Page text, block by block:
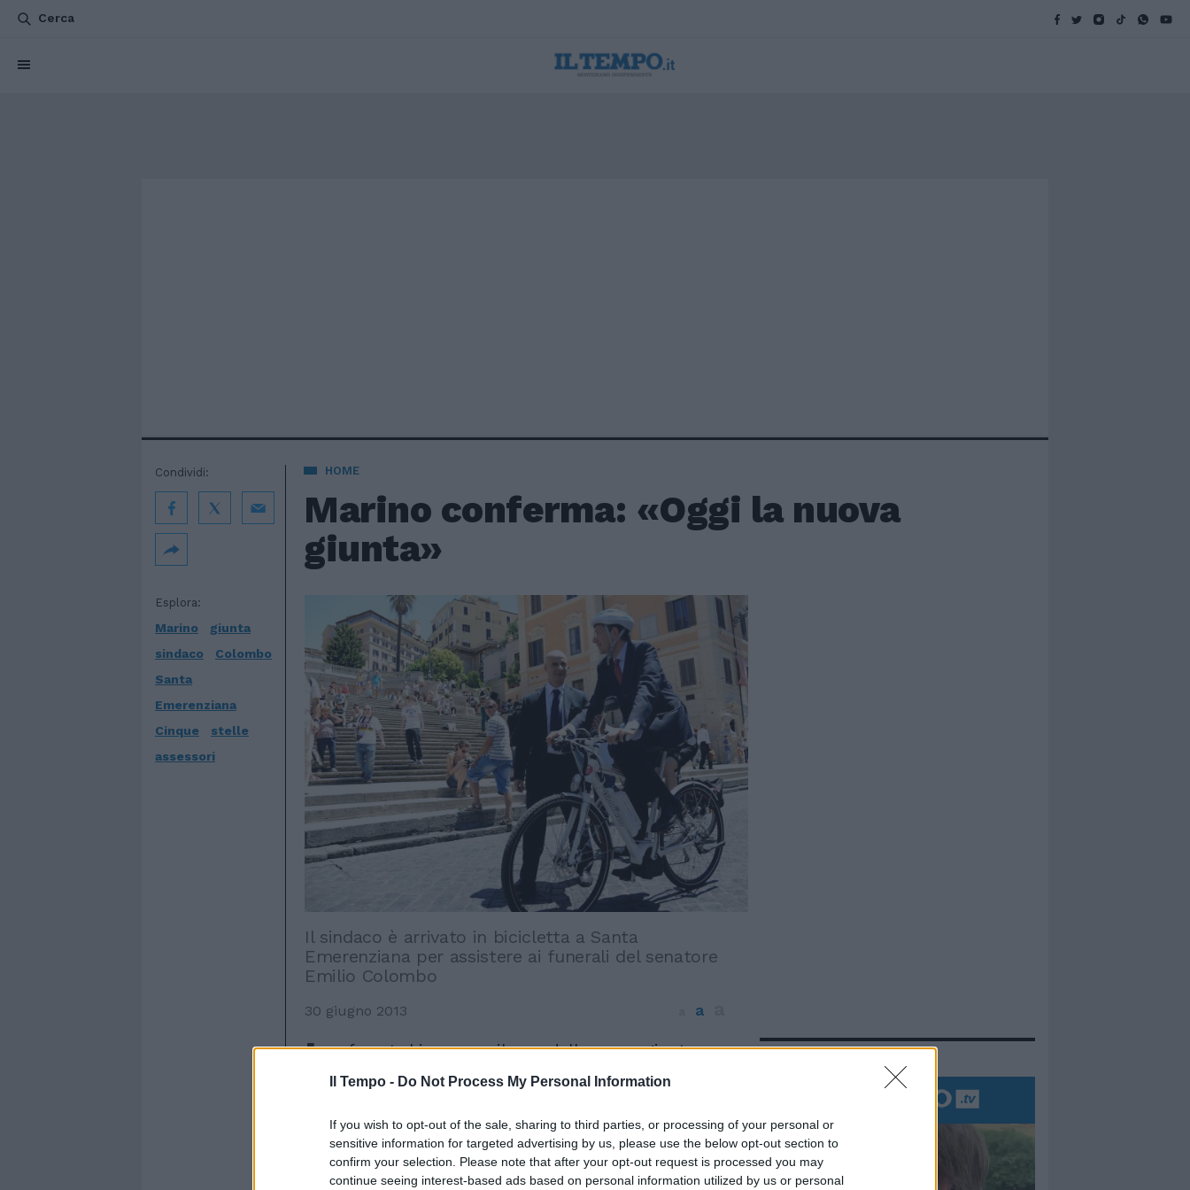
Il Tempo - Do Not Process My Personal Information
If you wish to opt-out of the sale, sharing to third parties, or processing of your personal or
sensitive information for targeted advertising by us, please use the below opt-out section to
confirm your selection. Please note that after your opt-out request is processed you may
continue seeing interest-based ads based on personal information utilized by us or personal
Cerca
HOME
Marino conferma: «Oggi la nuova
giunta»
Esplora:
Marino
giunta
sindaco
Colombo
Santa
Emerenziana
Cinque
stelle
assessori
Condividi:
Il sindaco è arrivato in bicicletta a Santa
Emerenziana per assistere ai funerali del senatore
Emilio Colombo
30 giugno 2013 a
L a fumata bianca per il varo della nuova giunta
comunale di Roma è attesa per oggi pomeriggio.
La conferma è arrivata dallo stesso sindaco Ignazio
che lo aspettavano nei pressi della chiesa di
Sant'Emerenziana, per assistere alle esequie del
senatore Emilio Colombo. Giunto a bordo della sua
In evidenza